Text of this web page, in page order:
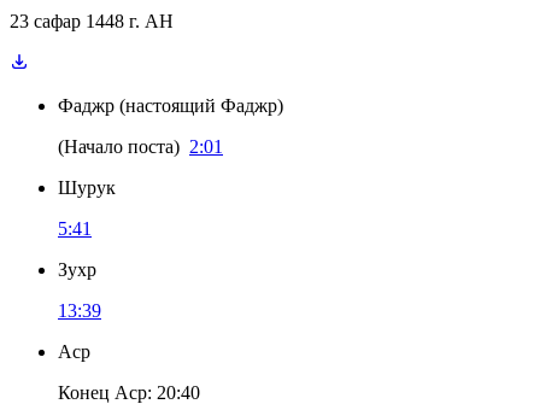
23 сафар 1448 г. AH
Фаджр (настоящий Фаджр)
(Начало поста) 2:01
Шурук
5:41
Зухр
13:39
Аср
Конец Аср: 20:40